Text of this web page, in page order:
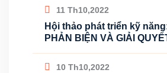
11 Th10,2022
Hội thảo phát triển kỹ
PHẢN BIỆN VÀ GIẢI
10 Th10,2022